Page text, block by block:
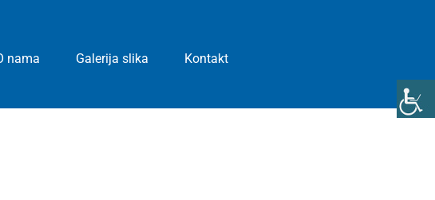
nama Galerija slika Kontakt